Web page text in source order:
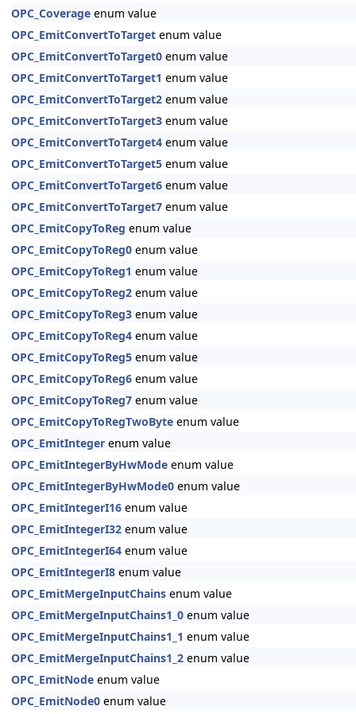
OPC_Coverage enum value
OPC_EmitConvertToTarget enum value
OPC_EmitConvertToTarget0 enum value
OPC_EmitConvertToTarget1 enum value
OPC_EmitConvertToTarget2 enum value
OPC_EmitConvertToTarget3 enum value
OPC_EmitConvertToTarget4 enum value
OPC_EmitConvertToTarget5 enum value
OPC_EmitConvertToTarget6 enum value
OPC_EmitConvertToTarget7 enum value
OPC_EmitCopyToReg enum value
OPC_EmitCopyToReg0 enum value
OPC_EmitCopyToReg1 enum value
OPC_EmitCopyToReg2 enum value
OPC_EmitCopyToReg3 enum value
OPC_EmitCopyToReg4 enum value
OPC_EmitCopyToReg5 enum value
OPC_EmitCopyToReg6 enum value
OPC_EmitCopyToReg7 enum value
OPC_EmitCopyToRegTwoByte enum value
OPC_EmitInteger enum value
OPC_EmitIntegerByHwMode enum value
OPC_EmitIntegerByHwMode0 enum value
OPC_EmitIntegerI16 enum value
OPC_EmitIntegerI32 enum value
OPC_EmitIntegerI64 enum value
OPC_EmitIntegerI8 enum value
OPC_EmitMergeInputChains enum value
OPC_EmitMergeInputChains1_0 enum value
OPC_EmitMergeInputChains1_1 enum value
OPC_EmitMergeInputChains1_2 enum value
OPC_EmitNode enum value
OPC_EmitNode0 enum value